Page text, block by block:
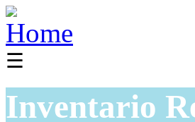
☰
Inventario